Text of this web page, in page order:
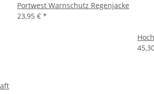
Portwest Warnschutz Regenjacke
23,95 € *